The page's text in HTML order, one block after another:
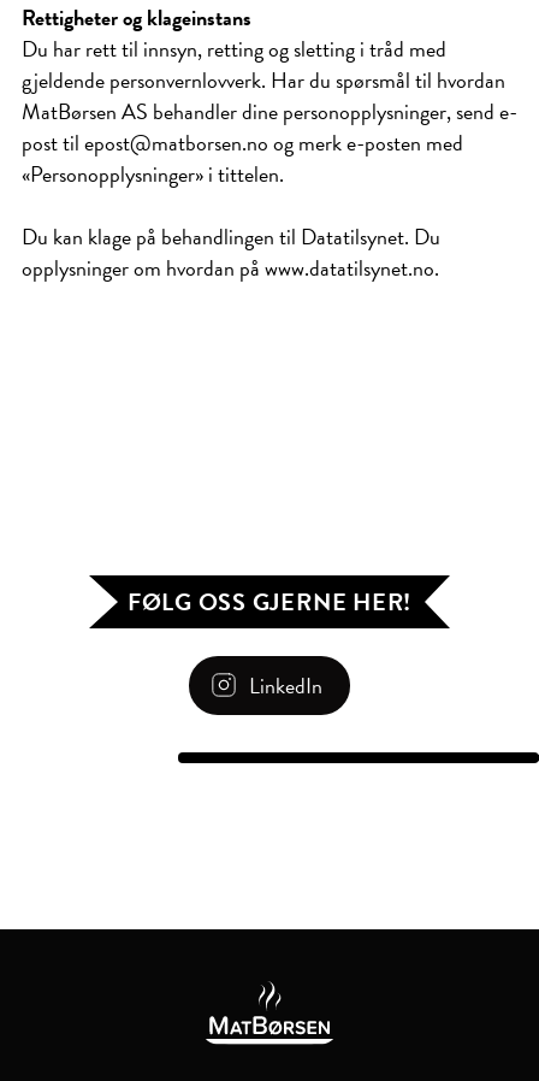
Rettigheter og klageinstans
Du har rett til innsyn, retting og sletting i tråd med
gjeldende personvernlovverk. Har du spørsmål til hvordan
MatBørsen AS behandler dine personopplysninger, send e-
post til epost@matborsen.no og merk e-posten med
«Personopplysninger» i tittelen.
Du kan klage på behandlingen til Datatilsynet. Du
opplysninger om hvordan på www.datatilsynet.no.
FØLG OSS GJERNE HER!
LinkedIn